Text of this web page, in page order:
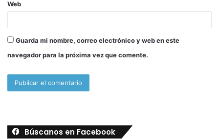
Web
Guarda mi nombre, correo electrónico y web en este
navegador para la próxima vez que comente.
Búscanos en Facebook